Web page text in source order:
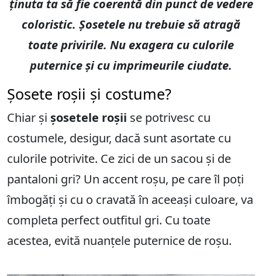
ținuta ta să fie coerentă din punct de vedere
coloristic. Șosetele nu trebuie să atragă
toate privirile. Nu exagera cu culorile
puternice și cu imprimeurile ciudate.
Șosete roșii și costume?
Chiar și șosetele roșii se potrivesc cu
costumele, desigur, dacă sunt asortate cu
culorile potrivite. Ce zici de un sacou și de
pantaloni gri? Un accent roșu, pe care îl poți
îmbogăți și cu o cravată în aceeași culoare, va
completa perfect outfitul gri. Cu toate
acestea, evită nuanțele puternice de roșu.